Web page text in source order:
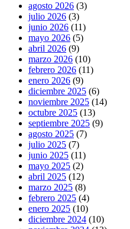
agosto 2026 (3)
julio 2026 (3)
junio 2026 (11)
mayo 2026 (5)
abril 2026 (9)
marzo 2026 (10)
febrero 2026 (11)
enero 2026 (9)
diciembre 2025 (6)
noviembre 2025 (14)
octubre 2025 (13)
septiembre 2025 (9)
agosto 2025 (7)
julio 2025 (7)
junio 2025 (11)
mayo 2025 (2)
abril 2025 (12)
marzo 2025 (8)
febrero 2025 (4)
enero 2025 (10)
diciembre 2024 (10)